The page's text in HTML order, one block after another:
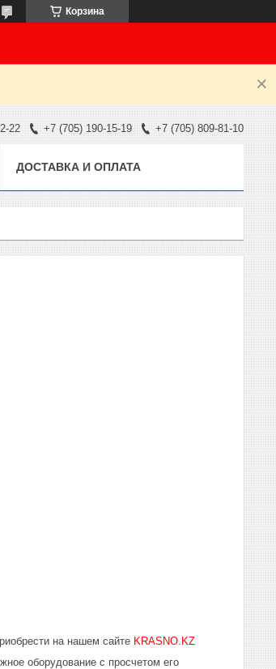
Корзина
22 +7 (705) 190-15-19 +7 (705) 809-81-10
ДОСТАВКА И ОПЛАТА
на нашем сайте KRASNO.KZ
оборудование с просчетом его